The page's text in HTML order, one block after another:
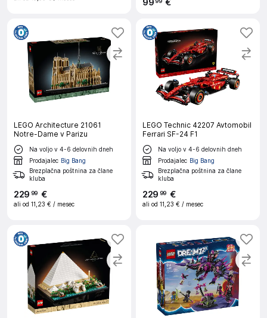
99 €
LEGO Architecture 21061
Notre-Dame v Parizu
Na voljo v 4-6 delovnih dneh
Prodajalec Big Bang
Brezplačna poštnina za člane
kluba
229 99 €
ali od 11,23 € / mesec
LEGO Technic 42207 Avtomobil
Ferrari SF-24 F1
Na voljo v 4-6 delovnih dneh
Prodajalec Big Bang
Brezplačna poštnina za člane
kluba
229 99 €
ali od 11,23 € / mesec